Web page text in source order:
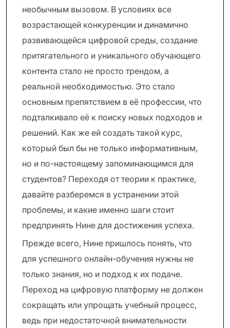
необычным вызовом. В условиях все
возрастающей конкуренции и динамично
развивающейся цифровой среды, создание
притягательного и уникального обучающего
контента стало не просто трендом, а
реальной необходимостью. Это стало
основным препятствием в её профессии, что
подталкивало её к поиску новых подходов и
решений. Как же ей создать такой курс,
который был бы не только информативным,
но и по-настоящему запоминающимся для
студентов? Переходя от теории к практике,
давайте разберемся в устранении этой
проблемы, и какие именно шаги стоит
предпринять Нине для достижения успеха.
Прежде всего, Нине пришлось понять, что
для успешного онлайн-обучения нужны не
только знания, но и подход к их подаче.
Переход на цифровую платформу не должен
сокращать или упрощать учебный процесс,
ведь при недостаточной внимательности